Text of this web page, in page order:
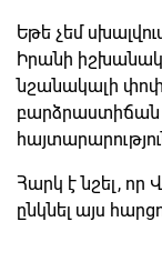
Եթե չեմ
Իրանի
նշանակալի
բարձրաստիճան
Հարկ է նշել, որ
ընկնել այս